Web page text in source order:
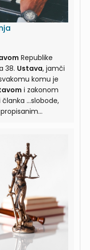
Republike
38. Ustava, jamči
i zakonom
(Nar. nov., br.